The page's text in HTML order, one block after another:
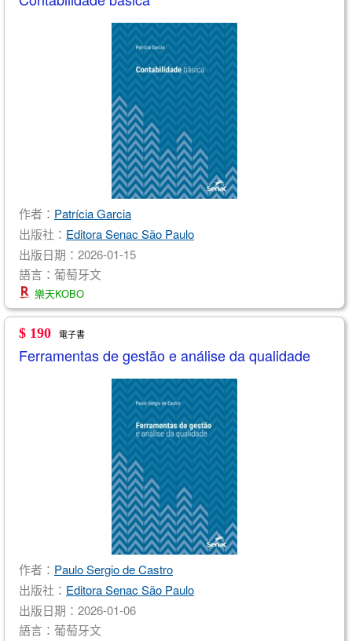
作者： Patrícia Garcia
出版社： Editora Senac São Paulo
出版日期：2026-01-15
語言：葡萄牙文
樂天KOBO
$ 190 電子書
Ferramentas de gestão e análise da qualidade
作者： Paulo Sergio de Castro
出版社： Editora Senac São Paulo
出版日期：2026-01-06
語言：葡萄牙文